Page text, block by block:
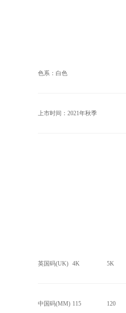
色系：白色
上市时间：2021年秋季
英国码(UK) 4K 5K
中国码(MM) 115 120